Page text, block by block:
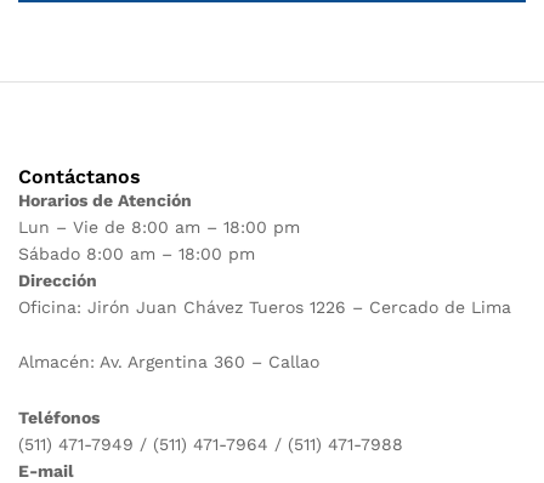
Contáctanos
Horarios de Atención
Lun – Vie de 8:00 am – 18:00 pm
Sábado 8:00 am – 18:00 pm
Dirección
Oficina: Jirón Juan Chávez Tueros 1226 – Cercado de Lima
Almacén: Av. Argentina 360 – Callao
Teléfonos
(511) 471-7949 / (511) 471-7964 / (511) 471-7988
E-mail